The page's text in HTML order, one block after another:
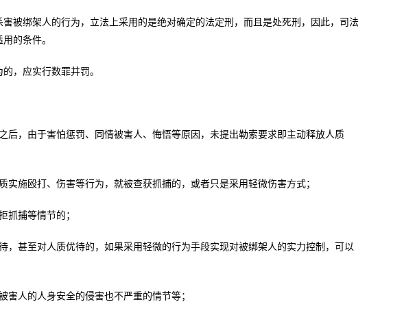
绑架人的行为，立法上采用的是绝对确定的法定刑，而且是处死刑，因此，司法
的条件。
，应实行数罪并罚。
，由于害怕惩罚、同情被害人、悔悟等原因，未提出勒索要求即主动释放人质
施殴打、伤害等行为，就被查获抓捕的，或者只是采用轻微伤害方式；
捕等情节的；
甚至对人质优待的，如果采用轻微的行为手段实现对被绑架人的实力控制，可以
人的人身安全的侵害也不严重的情节等；